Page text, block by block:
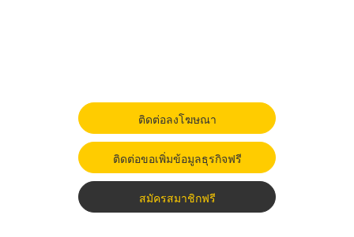
ติดต่อลงโฆษณา
ติดต่อขอเพิ่มข้อมูลธุรกิจฟรี
สมัครสมาชิกฟรี